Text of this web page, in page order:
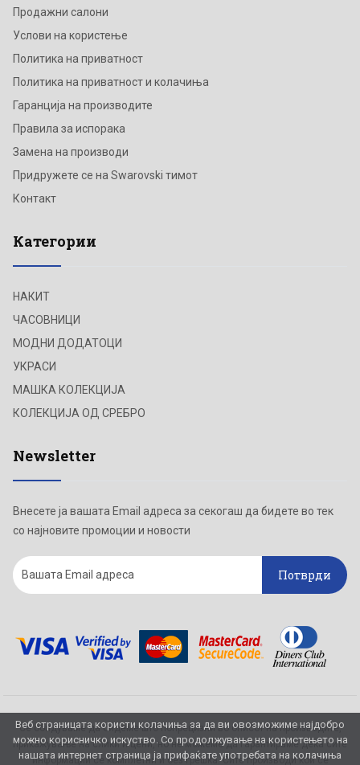
Веб страницата користи колачиња за да ви овозможиме најдобро
можно корисничко искуство. Со продолжување на користењето на
нашата интернет страница ја прифаќате употребата на колачиња
Продажни салони
Услови на користење
Политика на приватност
Политика на приватност и колачиња
Гаранција на производите
Правила за испорака
Замена на производи
Придружете се на Swarovski тимот
Контакт
Категории
НАКИТ
ЧАСОВНИЦИ
МОДНИ ДОДАТОЦИ
УКРАСИ
МАШКА КОЛЕКЦИЈА
КОЛЕКЦИЈА ОД СРЕБРО
Newsletter
Внесете ја вашата Email адреса за секогаш да бидете во тек
со најновите промоции и новости
Потврди
Се обидуваме да бидеме што попрецизни во описот на производите,
прикажување на слики и цени, но не можеме да гарантираме дека сите
информации се комплетни и без грешка. Сите производи кои се